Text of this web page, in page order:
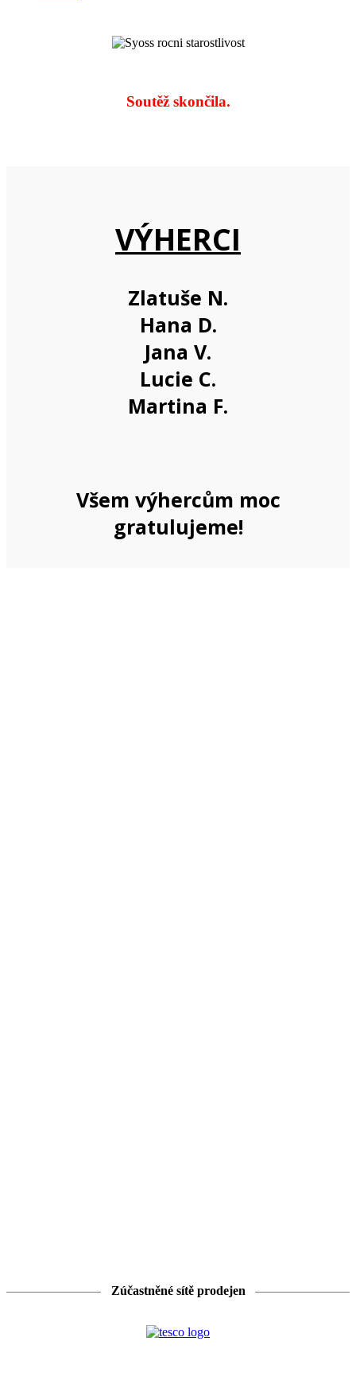
Soutěž skončila.
VÝHERCI
Zlatuše N.
Hana D.
Jana V.
Lucie C.
Martina F.
Všem výhercům moc
gratulujeme!
Zúčastněné sítě prodejen